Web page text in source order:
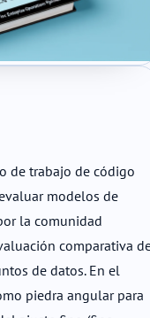
de trabajo de código
modelos de
la comunidad
comparativa
de datos. En el
piedra angular para